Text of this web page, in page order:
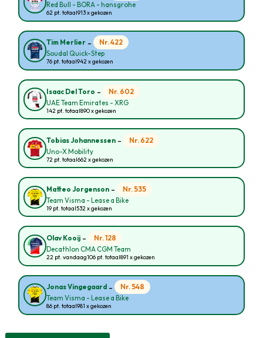
Red Bull - BORA - hansgrohe
62 pt. totaal913 x gekozen
Tim Merlier - Nr. 422
Soudal Quick-Step
76 pt. totaal942 x gekozen
Isaac Del Toro - Nr. 602
UAE Team Emirates - XRG
142 pt. totaal890 x gekozen
Tobias Johannessen - Nr. 622
Uno-X Mobility
72 pt. totaal662 x gekozen
Matteo Jorgenson - Nr. 535
Team Visma - Lease a Bike
19 pt. totaal532 x gekozen
Olav Kooij - Nr. 128
Decathlon CMA CGM Team
22 pt. vandaag106 pt. totaal891 x gekozen
Jonas Vingegaard - Nr. 548
Team Visma - Lease a Bike
86 pt. totaal981 x gekozen